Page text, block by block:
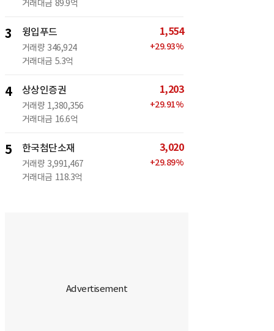
거래대금 89.9억
3 윙입푸드
거래량 346,924
거래대금 5.3억
1,554
+29.93%
4 상상인증권
거래량 1,380,356
거래대금 16.6억
1,203
+29.91%
5 한국첨단소재
거래량 3,991,467
거래대금 118.3억
3,020
+29.89%